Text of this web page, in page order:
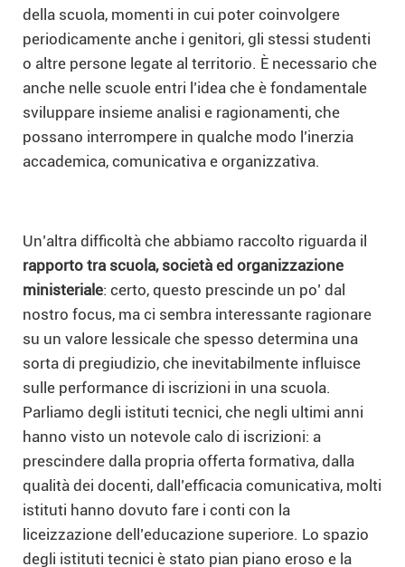
della scuola, momenti in cui poter coinvolgere
periodicamente anche i genitori, gli stessi studenti
o altre persone legate al territorio. È necessario che
anche nelle scuole entri l’idea che è fondamentale
sviluppare insieme analisi e ragionamenti, che
possano interrompere in qualche modo l’inerzia
accademica, comunicativa e organizzativa.
Un’altra difficoltà che abbiamo raccolto riguarda il
rapporto tra scuola, società ed organizzazione
ministeriale: certo, questo prescinde un po’ dal
nostro focus, ma ci sembra interessante ragionare
su un valore lessicale che spesso determina una
sorta di pregiudizio, che inevitabilmente influisce
sulle performance di iscrizioni in una scuola.
Parliamo degli istituti tecnici, che negli ultimi anni
hanno visto un notevole calo di iscrizioni: a
prescindere dalla propria offerta formativa, dalla
qualità dei docenti, dall’efficacia comunicativa, molti
istituti hanno dovuto fare i conti con la
liceizzazione dell’educazione superiore. Lo spazio
degli istituti tecnici è stato pian piano eroso e la